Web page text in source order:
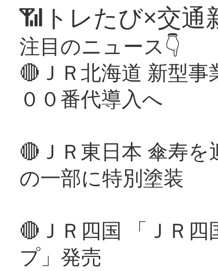
📶トレたび×交通
注目のニュース👇
🔴ＪＲ北海道 新型
００番代導入へ
🔴ＪＲ東日本 傘寿
の一部に特別塗装
🔴ＪＲ四国 「ＪＲ
プ」発売